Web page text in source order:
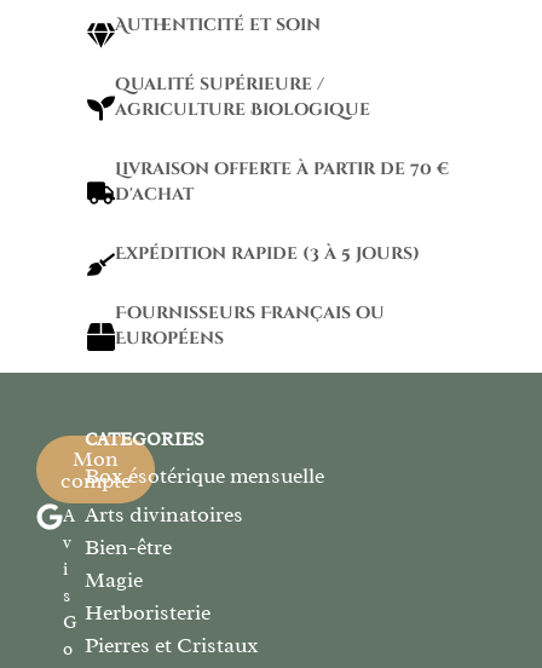
Authenticité et soin
qualité supérieure /
agriculture Biologique
Livraison offerte à partir de 70 €
d'achat
Expédition rapide (3 à 5 jours)
Fournisseurs Français ou
Européens
Mon
compte
A
v
i
s
G
o
CATEGORIES
Box ésotérique mensuelle
Arts divinatoires
Bien-être
Magie
Herboristerie
Pierres et Cristaux